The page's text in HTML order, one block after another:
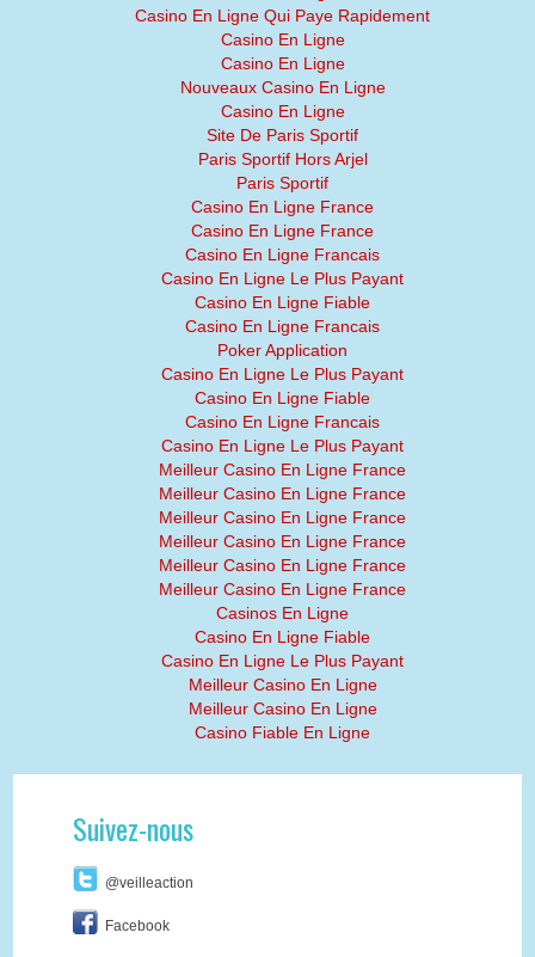
Casino En Ligne Qui Paye Rapidement
Casino En Ligne
Casino En Ligne
Nouveaux Casino En Ligne
Casino En Ligne
Site De Paris Sportif
Paris Sportif Hors Arjel
Paris Sportif
Casino En Ligne France
Casino En Ligne France
Casino En Ligne Francais
Casino En Ligne Le Plus Payant
Casino En Ligne Fiable
Casino En Ligne Francais
Poker Application
Casino En Ligne Le Plus Payant
Casino En Ligne Fiable
Casino En Ligne Francais
Casino En Ligne Le Plus Payant
Meilleur Casino En Ligne France
Meilleur Casino En Ligne France
Meilleur Casino En Ligne France
Meilleur Casino En Ligne France
Meilleur Casino En Ligne France
Meilleur Casino En Ligne France
Casinos En Ligne
Casino En Ligne Fiable
Casino En Ligne Le Plus Payant
Meilleur Casino En Ligne
Meilleur Casino En Ligne
Casino Fiable En Ligne
Suivez-nous
@veilleaction
Facebook